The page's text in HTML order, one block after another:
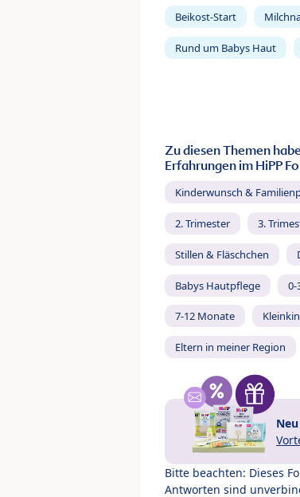
Beikost-Start
Rund um Babys Haut
Zu diesen Themen
Erfahrungen im HiPP
Kinderwunsch &
2. Trimester 3.
Stillen & Fläschchen
Babys Hautpflege 0-
7-12 Monate
Eltern in meiner Region
Bitte beachten: Dieses
Antworten sind